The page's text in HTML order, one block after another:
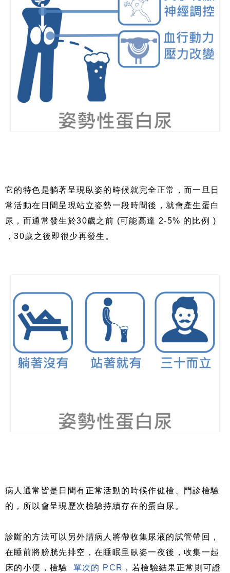
它的特色是躺著呈現臥姿的時候就完全正常，而一旦日
常活動在日間呈現站立姿勢一段時間後，就會產生蛋白
尿，而通常發生於30歲之前 (可能高達 2-5% 的比例 )
，30歲之後即很少再發生。
病人通常皆是日間有正常活動的時候作健檢、門診檢驗
的，所以會呈現歷次檢驗持續存在的蛋白尿。
診斷的方法可以另外請病人將帶收集尿液的試管帶回，
在睡前將膀胱先排空，在睡眠呈臥姿一夜後，收集一起
床的小便，檢驗 單次的 PCR ，若檢驗結果正常則可證